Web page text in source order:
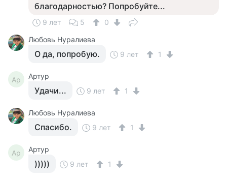
благодарностью? Попробуйте...
9 лет 5
0
Любовь Нуралиева
О да, попробую. 9 лет 1
Ар Артур
Удачи... 9 лет 1
Любовь Нуралиева
Спасибо. 9 лет 1
Ар Артур
))))) 9 лет 1